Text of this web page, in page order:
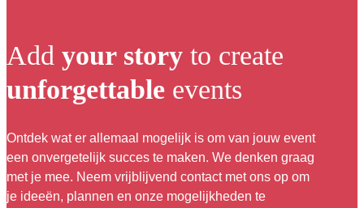
Add your story to create
unforgettable events
Ontdek wat er allemaal mogelijk is om van jouw event
een onvergetelijk succes te maken. We denken graag
met je mee. Neem vrijblijvend contact met ons op om
je ideeën, plannen en onze mogelijkheden te